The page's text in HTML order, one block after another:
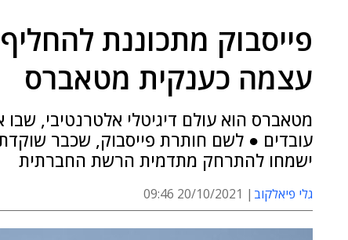
פייסבוק מתכוננת
עצמה כענקית מטאברס
מטאברס הוא עולם דיגיטלי אלטרנטיבי, שבו
עובדים ● לשם חותרת פייסבוק, שכבר
ישמחו להתרחק מתדמית הרשת החברתית
גלי פיאלקוב 20/10/2021 09:46